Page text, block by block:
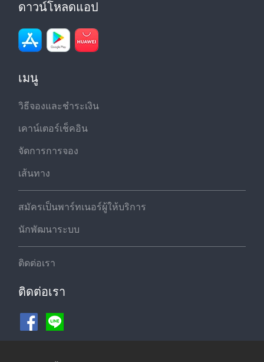
ดาวน์โหลดแอป
เมนู
วิธีจองและชำระเงิน
เคาน์เตอร์เช็คอิน
จัดการการจอง
เส้นทาง
สมัครเป็นพาร์ทเนอร์ผู้ให้บริการ
นักพัฒนาระบบ
ติดต่อเรา
ติดต่อเรา